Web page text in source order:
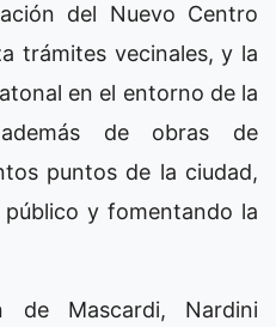
del Nuevo Centro
trámites vecinales, y la
en el entorno de la
de obras de
puntos de la ciudad,
y fomentando la
de Mascardi, Nardini